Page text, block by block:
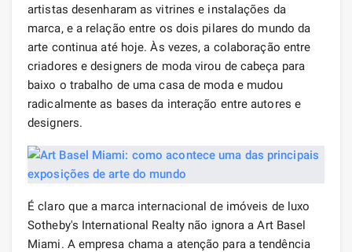
artistas desenharam as vitrines e instalações da
marca, e a relação entre os dois pilares do mundo da
arte continua até hoje. Às vezes, a colaboração entre
criadores e designers de moda virou de cabeça para
baixo o trabalho de uma casa de moda e mudou
radicalmente as bases da interação entre autores e
designers.
É claro que a marca internacional de imóveis de luxo
Sotheby's International Realty não ignora a Art Basel
Miami. A empresa chama a atenção para a tendência